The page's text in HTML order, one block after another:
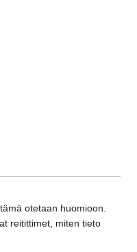
otetaan huomioon.
reitittimet, miten tieto